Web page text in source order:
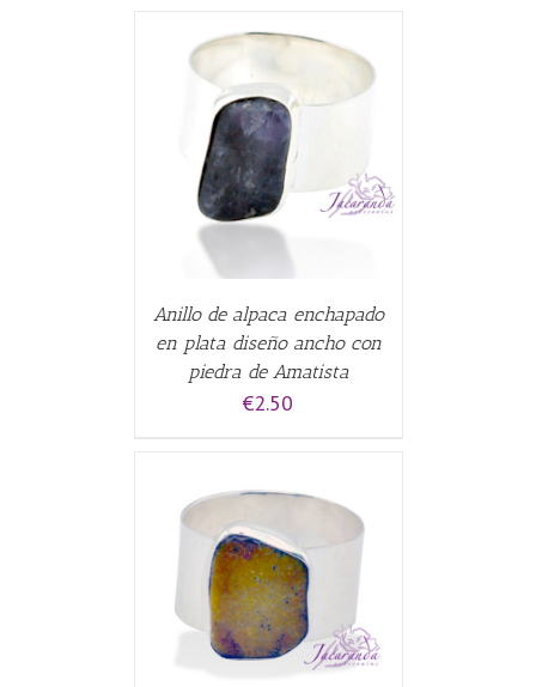
Anillo de alpaca enchapado
en plata diseño ancho con
piedra de Amatista
€2.50